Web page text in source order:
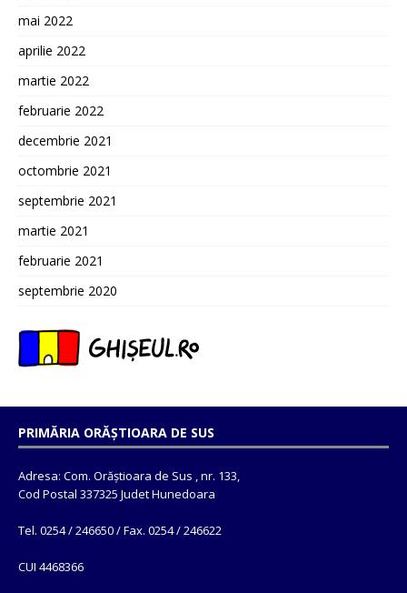
mai 2022
aprilie 2022
martie 2022
februarie 2022
decembrie 2021
octombrie 2021
septembrie 2021
martie 2021
februarie 2021
septembrie 2020
PRIMĂRIA ORĂȘTIOARA DE SUS
Adresa: Com. Orăștioara de Sus , nr. 133,
Cod Postal 337325 Judet Hunedoara
Tel. 0254 / 246650 / Fax. 0254 / 246622
CUI 4468366